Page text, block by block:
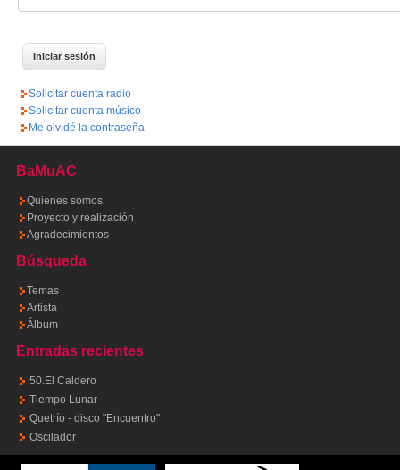
Solicitar cuenta radio
Solicitar cuenta músico
Me olvidé la contraseña
BaMuAC
Quienes somos
Proyecto y realización
Agradecimientos
Búsqueda
Temas
Artista
Álbum
Entradas recientes
50.El Caldero
Tiempo Lunar
Quetrío - disco "Encuentro"
Oscilador